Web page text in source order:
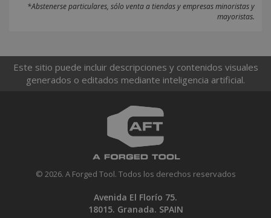
*Abstenerse particulares, sólo venta a tiendas y empresas minoristas y
mayoristas.
Este sitio puede incluir descripciones y contenidos visuales
generados o editados mediante inteligencia artificial.
© 2026. A Forged Tool. Todos los derechos reservados
Avenida El Florío 75.
18015. Granada. SPAIN